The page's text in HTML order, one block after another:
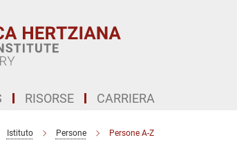
RISORSE CARRIERA
Istituto Persone Persone A-Z